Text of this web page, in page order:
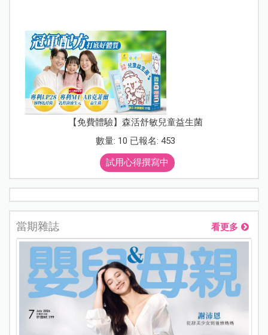
【免費體驗】森活舒敏兒童益生菌
數量: 10 已報名: 453
試用心得撰寫中
當期雜誌 看更多